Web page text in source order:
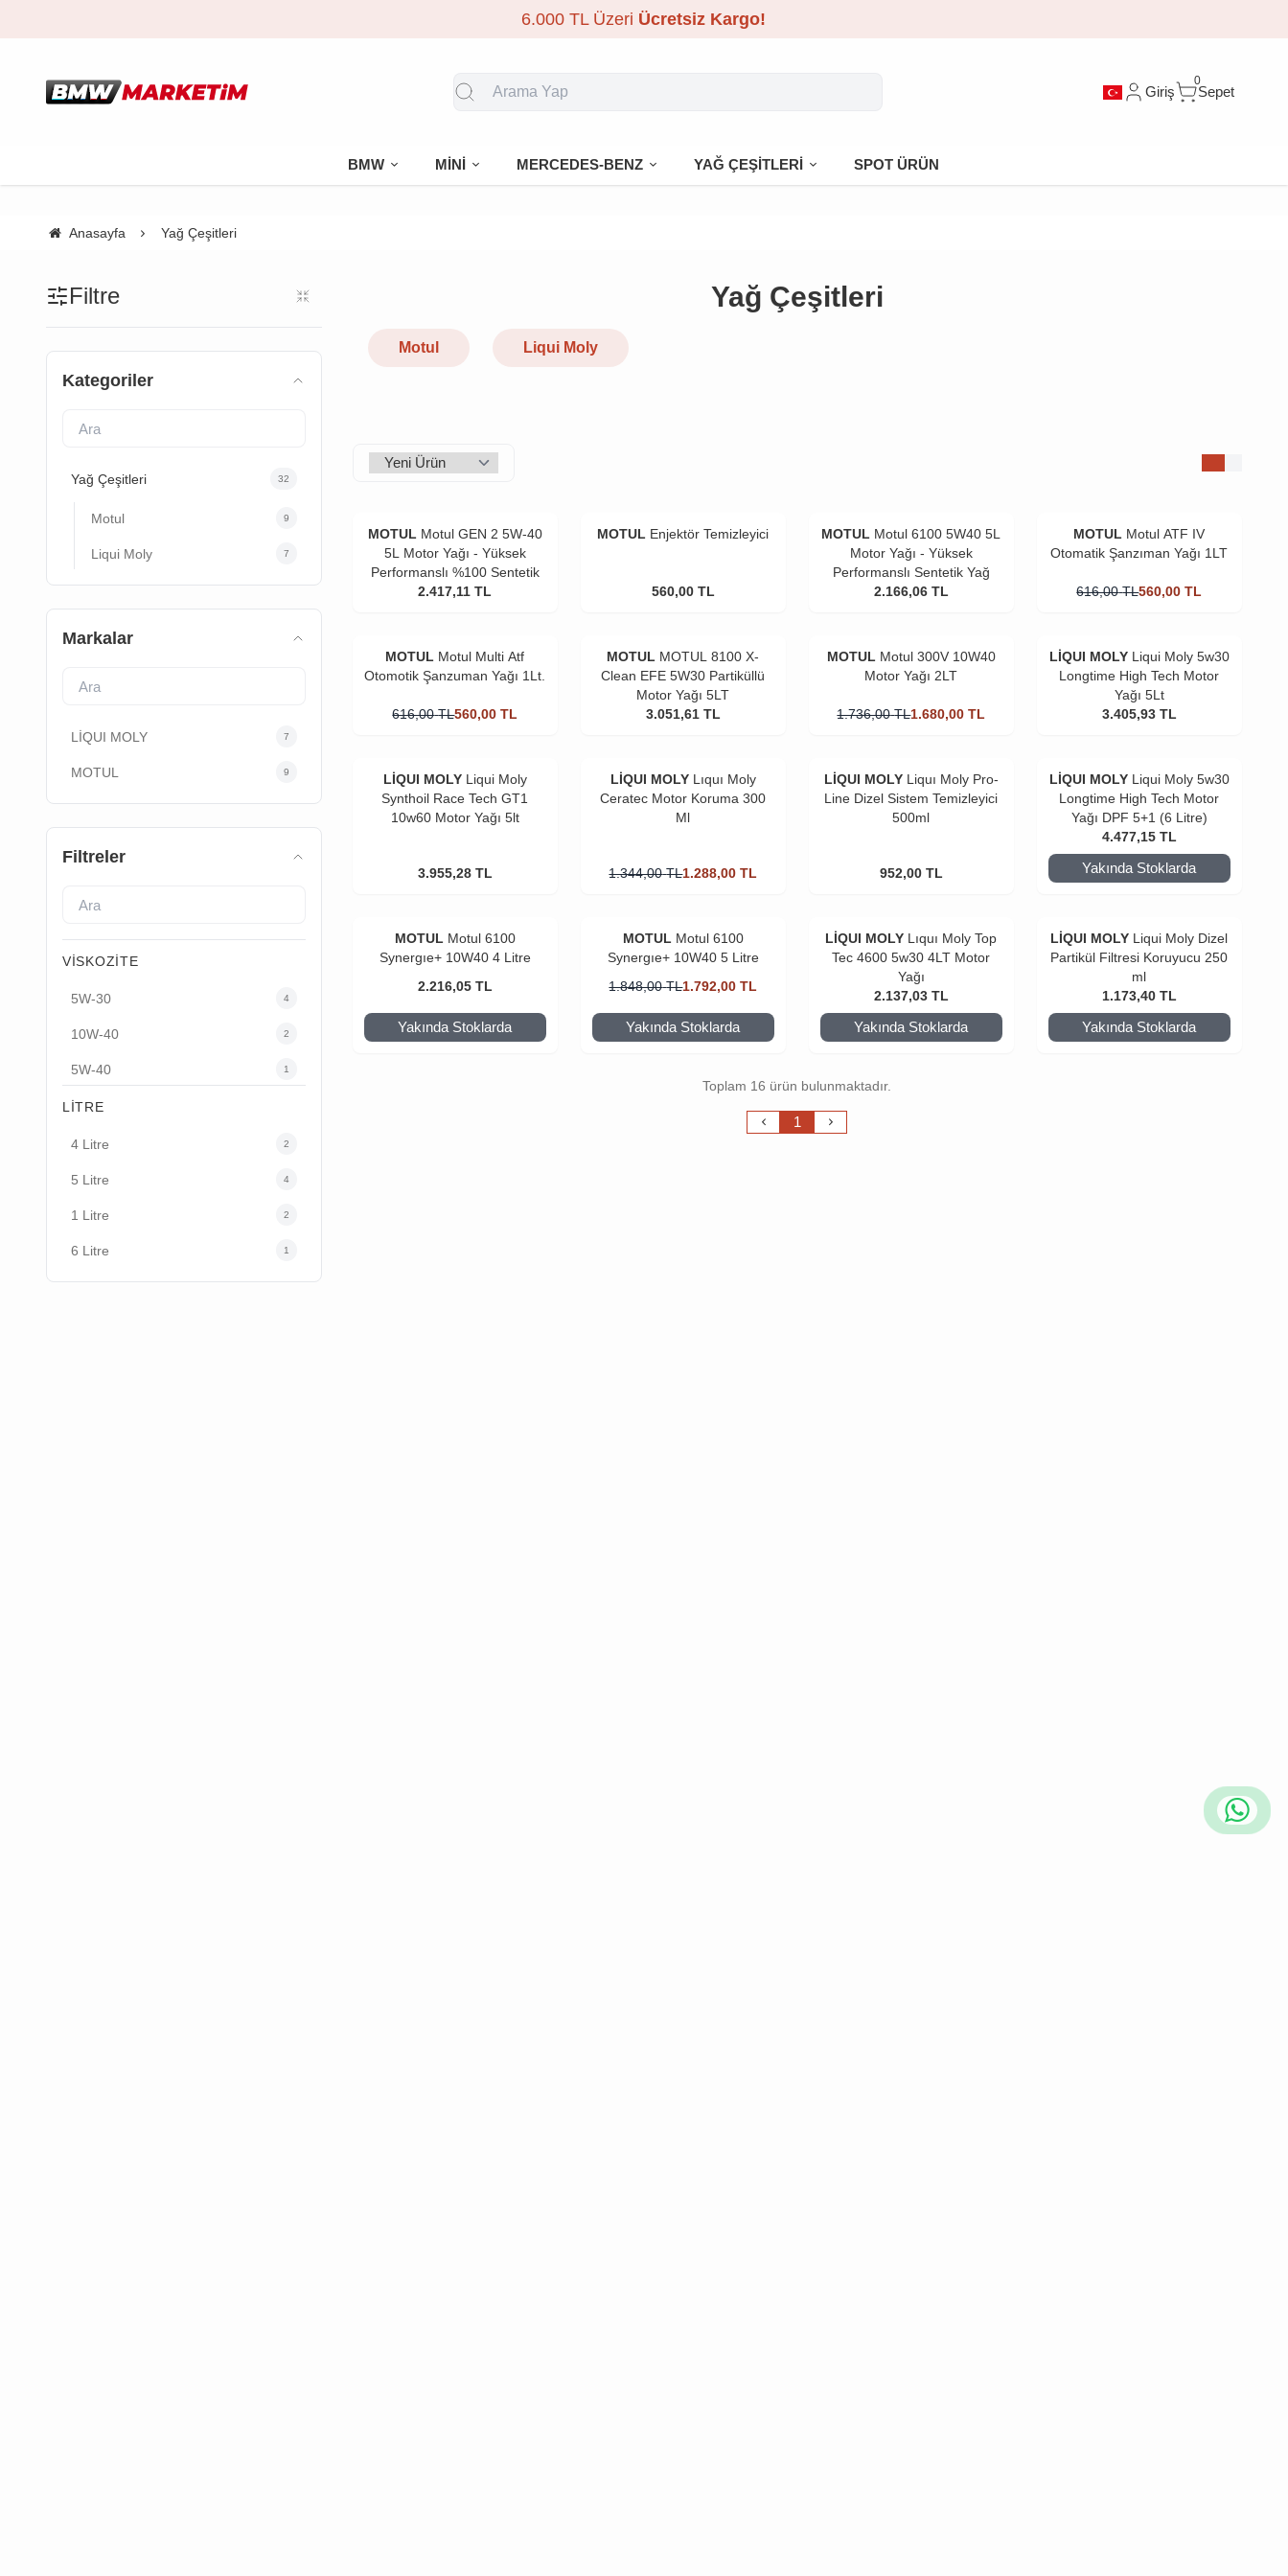
6.000 TL Üzeri Ücretsiz Kargo!
Giriş
0
Sepet
BMW MİNİ MERCEDES-BENZ YAĞ ÇEŞİTLERİ SPOT ÜRÜN
Anasayfa Yağ Çeşitleri
Filtre
Kategoriler
Yağ Çeşitleri 32
Motul 9
Liqui Moly 7
Markalar
LİQUI MOLY 7
MOTUL 9
Filtreler
VISKOZITE
5W-30 4
10W-40 2
5W-40 1
LITRE
4 Litre 2
5 Litre 4
1 Litre 2
6 Litre 1
Yağ Çeşitleri
Motul Liqui Moly
MOTUL Motul GEN 2 5W-40
5L Motor Yağı - Yüksek
Performanslı %100 Sentetik
2.417,11 TL
MOTUL Enjektör Temizleyici
560,00 TL
MOTUL Motul 6100 5W40 5L
Motor Yağı - Yüksek
Performanslı Sentetik Yağ
2.166,06 TL
MOTUL Motul ATF IV
Otomatik Şanzıman Yağı 1LT
616,00 TL560,00 TL
MOTUL Motul Multi Atf
Otomotik Şanzuman Yağı 1Lt.
616,00 TL560,00 TL
MOTUL MOTUL 8100 X-
Clean EFE 5W30 Partiküllü
Motor Yağı 5LT
3.051,61 TL
MOTUL Motul 300V 10W40
Motor Yağı 2LT
1.736,00 TL1.680,00 TL
LİQUI MOLY Liqui Moly 5w30
Longtime High Tech Motor
Yağı 5Lt
3.405,93 TL
LİQUI MOLY Liqui Moly
Synthoil Race Tech GT1
10w60 Motor Yağı 5lt
3.955,28 TL
LİQUI MOLY Lıquı Moly
Ceratec Motor Koruma 300
Ml
1.344,00 TL1.288,00 TL
LİQUI MOLY Liquı Moly Pro-
Line Dizel Sistem Temizleyici
500ml
952,00 TL
LİQUI MOLY Liqui Moly 5w30
Longtime High Tech Motor
Yağı DPF 5+1 (6 Litre)
4.477,15 TL
Yakında Stoklarda
MOTUL Motul 6100
Synergıe+ 10W40 4 Litre
2.216,05 TL
Yakında Stoklarda
MOTUL Motul 6100
Synergıe+ 10W40 5 Litre
1.848,00 TL1.792,00 TL
Yakında Stoklarda
LİQUI MOLY Lıquı Moly Top
Tec 4600 5w30 4LT Motor
Yağı
2.137,03 TL
Yakında Stoklarda
LİQUI MOLY Liqui Moly Dizel
Partikül Filtresi Koruyucu 250
ml
1.173,40 TL
Yakında Stoklarda
Toplam 16 ürün bulunmaktadır.
1